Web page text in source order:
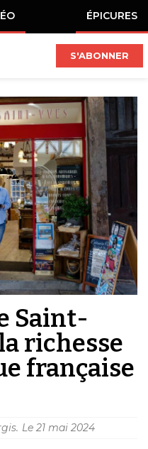
ÉPICURES
S'ABONNER
Saint-
richesse
française
Le 21 mai 2024